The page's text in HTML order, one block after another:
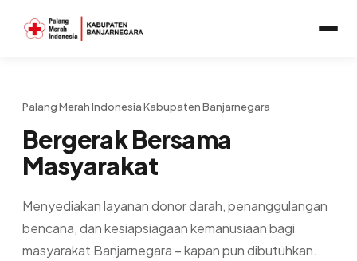
Palang Merah Indonesia Kabupaten Banjarnegara
Bergerak Bersama
Masyarakat
Menyediakan layanan donor darah, penanggulangan
bencana, dan kesiapsiagaan kemanusiaan bagi
masyarakat Banjarnegara – kapan pun dibutuhkan.